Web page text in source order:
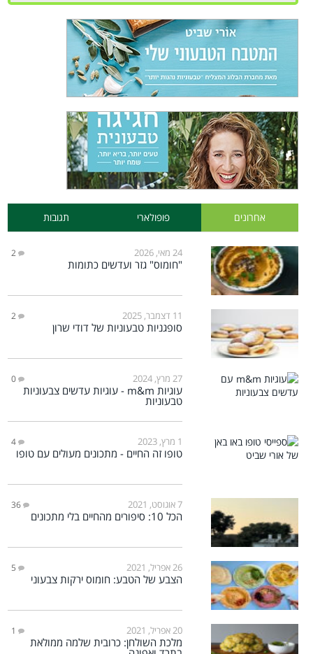
אחרונים פופולארי תגובות
24 מאי, 2026 2
"חומוס" גזר ועדשים כתומות
11 דצמבר, 2025 2
סופגניות טבעוניות של דודי שרון
27 מרץ, 2024 0
עוגיות m&m - עוגיות עדשים צבעוניות
טבעוניות
1 מרץ, 2023 4
טופו זה החיים - מתכונים מעולים עם טופו
7 אוגוסט, 2021 36
הכל 10: סיפורים מהחיים בלי מתכונים
26 אפריל, 2021 5
הצבע של הטבע: חומוס ירקות צבעוני
20 אפריל, 2021 1
מלכת השולחן: כרובית שלמה ממולאת